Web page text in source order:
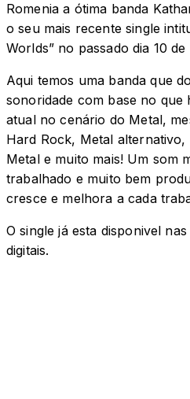
Romenia a ótima banda
o seu mais recente single
Worlds” no passado dia 10
Aqui temos uma banda que
sonoridade com base no que
atual no cenário do Metal,
Hard Rock, Metal
Metal e muito mais! Um som
trabalhado e muito bem
cresce e melhora a cada
O single já esta disponivel
digitais.